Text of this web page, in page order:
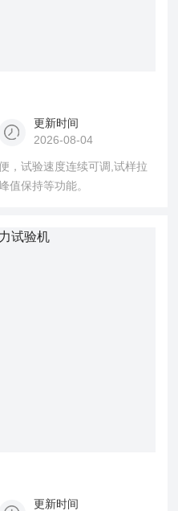
更新时间
2026-08-04
，试验速度连续可调,试样拉
值保持等功能。
更新时间